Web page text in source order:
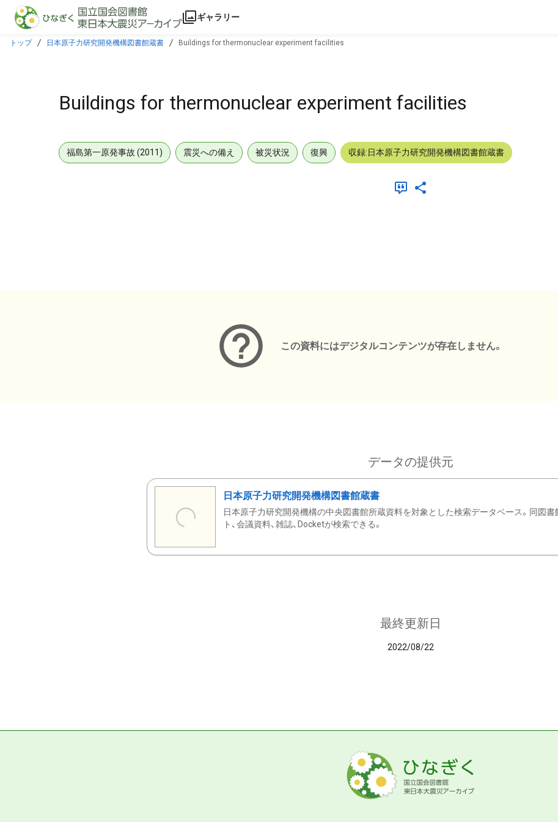
本文に飛ぶ
ギャラリー
トップ 日本原子力研究開発機構図書館蔵書 Buildings for thermonuclear experiment facilities
Buildings for thermonuclear experiment facilities
福島第一原発事故 (2011) 震災への備え 被災状況 復興 収録:日本原子力研究開発機構図書館蔵書
この資料にはデジタルコンテンツが存在しません。
データの提供元
日本原子力研究開発機構図書館蔵書
日本原子力研究開発機構の中央図書館所蔵資料を対象とした検索データベース。同図書
ト、会議資料、雑誌、Docketが検索できる。
最終更新日
2022/08/22